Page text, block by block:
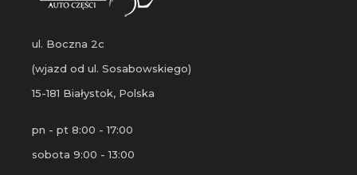
ul. Boczna 2c
(wjazd od ul. Sosabowskiego)
15-181 Białystok, Polska
pn - pt 8:00 - 17:00
sobota 9:00 - 13:00